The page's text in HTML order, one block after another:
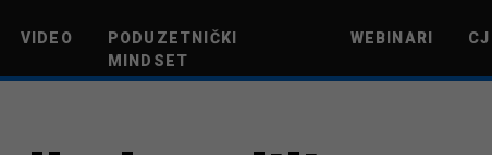
VIDEO
PODUZETNIČKI
MINDSET
WEBINARI